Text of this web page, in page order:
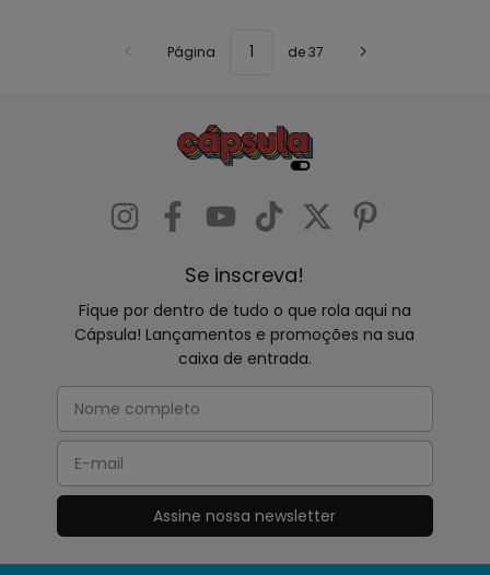
Página de 37
Se inscreva!
Fique por dentro de tudo o que rola aqui na
Cápsula! Lançamentos e promoções na sua
caixa de entrada.